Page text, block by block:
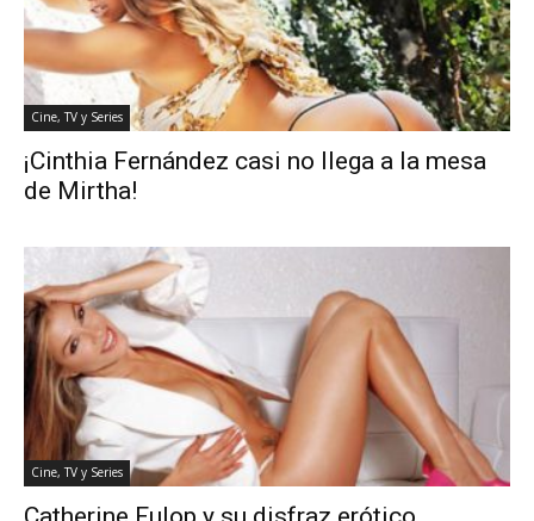
Cine, TV y Series
¡Cinthia Fernández casi no llega a la mesa
de Mirtha!
Cine, TV y Series